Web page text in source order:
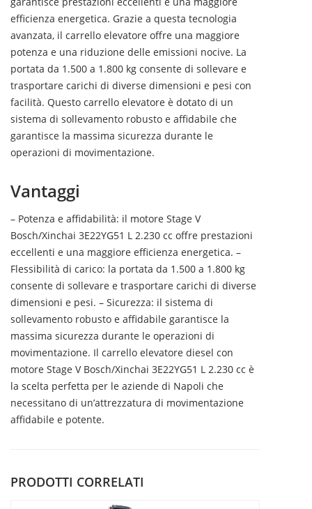
efficienza energetica. Grazie a questa tecnologia
avanzata, il carrello elevatore offre una maggiore
potenza e una riduzione delle emissioni nocive. La
portata da 1.500 a 1.800 kg consente di sollevare e
trasportare carichi di diverse dimensioni e pesi con
facilità. Questo carrello elevatore è dotato di un
sistema di sollevamento robusto e affidabile che
garantisce la massima sicurezza durante le
operazioni di movimentazione.
Vantaggi
– Potenza e affidabilità: il motore Stage V
Bosch/Xinchai 3E22YG51 L 2.230 cc offre prestazioni
eccellenti e una maggiore efficienza energetica. –
Flessibilità di carico: la portata da 1.500 a 1.800 kg
consente di sollevare e trasportare carichi di diverse
dimensioni e pesi. – Sicurezza: il sistema di
sollevamento robusto e affidabile garantisce la
massima sicurezza durante le operazioni di
movimentazione. Il carrello elevatore diesel con
motore Stage V Bosch/Xinchai 3E22YG51 L 2.230 cc è
la scelta perfetta per le aziende di Napoli che
necessitano di un’attrezzatura di movimentazione
affidabile e potente.
PRODOTTI CORRELATI